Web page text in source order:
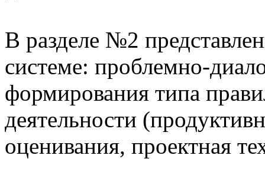
В разделе №2
системе: проблемно-
формирования типа
деятельности
оценивания, проектная